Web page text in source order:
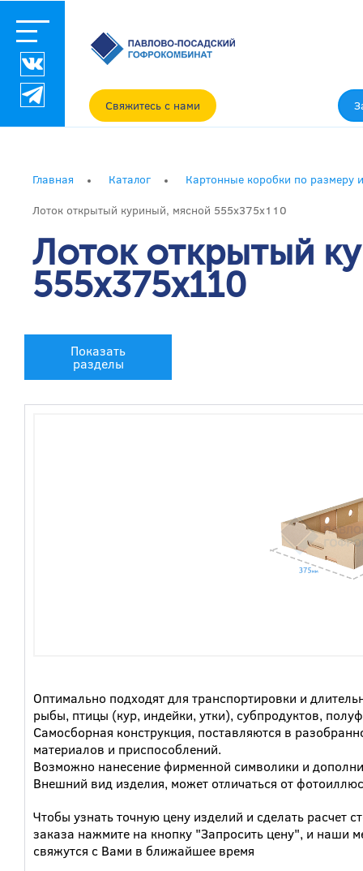
Свяжитесь с нами
Главная Каталог
Картонные коробки по размеру
Лоток открытый куриный, мясной 555x375x110
Лоток открытый
555x375x110
Показать
разделы
Оптимально подходят для транспортировки и
рыбы, птицы (кур, индейки, утки), субпродуктов,
Самосборная конструкция, поставляются в
материалов и приспособлений.
Возможно нанесение фирменной символики и
Внешний вид изделия, может отличаться от
Чтобы узнать точную цену изделий и сделать расчет
заказа нажмите на кнопку "Запросить цену", и наши
свяжутся с Вами в ближайшее время